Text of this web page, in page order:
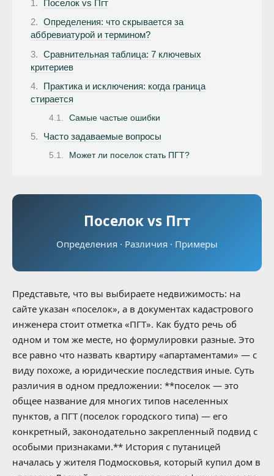
Поселок vs Пгт
Определения: что скрывается за
аббревиатурой и термином?
Сравнительная таблица: 7 ключевых
критериев
Практика и исключения: когда граница
стирается
Самые частые ошибки
Часто задаваемые вопросы
Может ли поселок стать ПГТ?
Поселок vs Пгт
Определения · Различия · Примеры
Представьте, что вы выбираете недвижимость: на
сайте указан «поселок», а в документах кадастрового
инженера стоит отметка «ПГТ». Как будто речь об
одном и том же месте, но формулировки разные. Это
все равно что назвать квартиру «апартаментами» — с
виду похоже, а юридические последствия иные. Суть
различия в одном предложении: **поселок — это
общее название для многих типов населенных
пунктов, а ПГТ (поселок городского типа) — его
конкретный, законодательно закрепленный подвид с
особыми признаками.** История с путаницей
началась у жителя Подмосковья, который купил дом в